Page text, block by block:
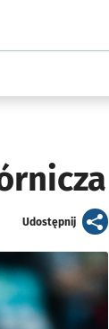
Udostępnijartykuł